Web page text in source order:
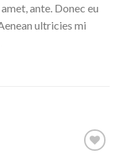
ante. Donec eu
ultricies mi